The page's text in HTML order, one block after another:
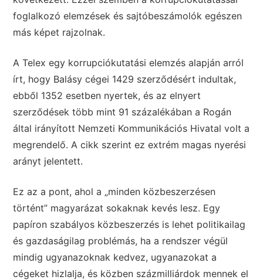
foglalkozó elemzések és sajtóbeszámolók egészen
más képet rajzolnak.
A Telex egy korrupciókutatási elemzés alapján arról
írt, hogy Balásy cégei 1429 szerződésért indultak,
ebből 1352 esetben nyertek, és az elnyert
szerződések több mint 91 százalékában a Rogán
által irányított Nemzeti Kommunikációs Hivatal volt a
megrendelő. A cikk szerint ez extrém magas nyerési
arányt jelentett.
Ez az a pont, ahol a „minden közbeszerzésen
történt” magyarázat sokaknak kevés lesz. Egy
papíron szabályos közbeszerzés is lehet politikailag
és gazdaságilag problémás, ha a rendszer végül
mindig ugyanazoknak kedvez, ugyanazokat a
cégeket hizlalja, és közben százmilliárdok mennek el